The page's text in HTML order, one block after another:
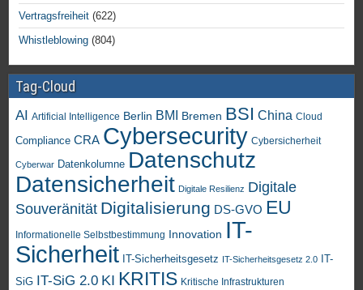
Vertragsfreiheit (622)
Whistleblowing (804)
Tag-Cloud
AI Artificial Intelligence Berlin BMI Bremen BSI China Cloud
Compliance CRA Cybersecurity Cybersicherheit
Cyberwar Datenkolumne Datenschutz
Datensicherheit Digitale Resilienz Digitale
Souveränität Digitalisierung DS-GVO EU
Informationelle Selbstbestimmung Innovation IT-
Sicherheit IT-Sicherheitsgesetz IT-Sicherheitsgesetz 2.0
IT-
SiG IT-SiG 2.0 KI KRITIS Kritische Infrastrukturen